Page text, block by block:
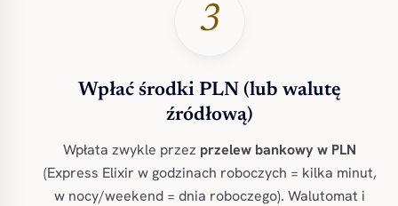
3
Wpłać środki PLN (lub walutę
źródłową)
Wpłata zwykle przez przelew bankowy w PLN
(Express Elixir w godzinach roboczych = kilka minut,
w nocy/weekend = dnia roboczego). Walutomat i